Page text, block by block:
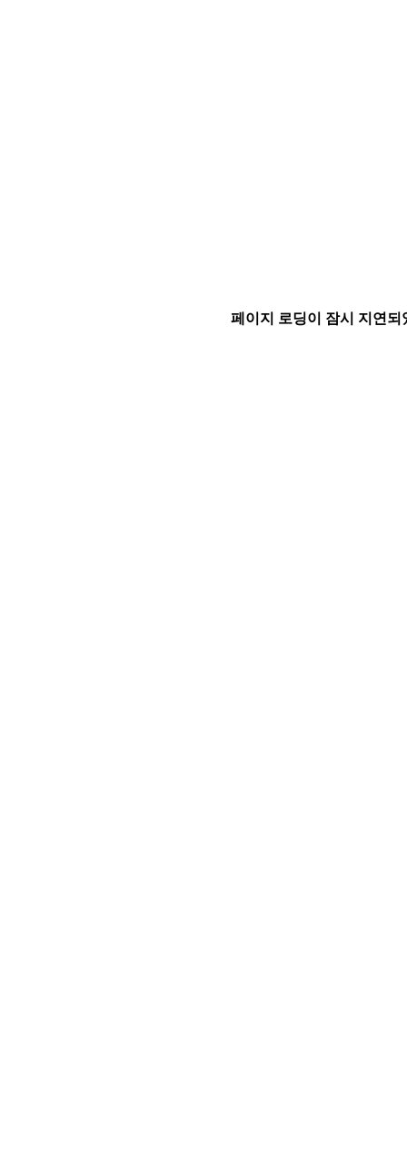
페이지 로딩이 잠시 지연